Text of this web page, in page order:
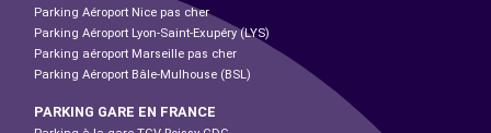
Parking Aéroport Nice pas cher
Parking Aéroport Lyon-Saint-Exupéry (LYS)
Parking aéroport Marseille pas cher
Parking Aéroport Bâle-Mulhouse (BSL)
PARKING GARE EN FRANCE